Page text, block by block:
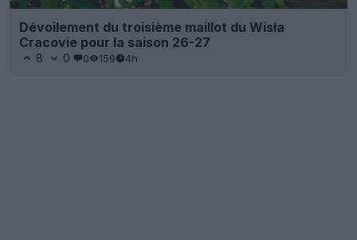
Dévoilement du troisième maillot du Wisła
Cracovie pour la saison 26-27
8 0 0 159 4h